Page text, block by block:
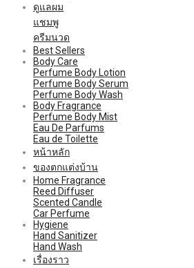
ดูแลผม
แชมพู
ครีมนวด
Best Sellers
Body Care
Perfume Body Lotion
Perfume Body Serum
Perfume Body Wash
Body Fragrance
Perfume Body Mist
Eau De Parfums
Eau de Toilette
หน้าหลัก
ของตกแต่งบ้าน
Home Fragrance
Reed Diffuser
Scented Candle
Car Perfume
Hygiene
Hand Sanitizer
Hand Wash
เรื่องราว